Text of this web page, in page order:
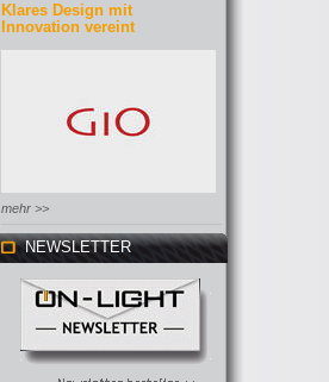
Klares Design mit
Innovation vereint
mehr >>
NEWSLETTER